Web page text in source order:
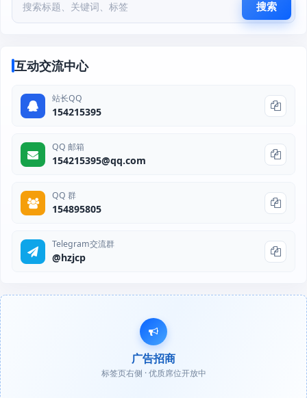
搜索
互动交流中心
站长QQ
154215395
QQ 邮箱
154215395@qq.com
QQ 群
154895805
Telegram交流群
@hzjcp
广告招商
标签页右侧 · 优质席位开放中